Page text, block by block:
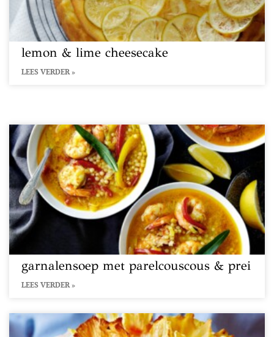
lemon & lime cheesecake
LEES VERDER »
garnalensoep met parelcouscous & prei
LEES VERDER »